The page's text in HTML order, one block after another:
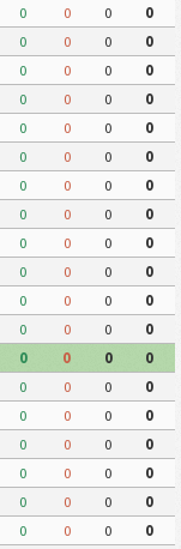
0 0 0
0
0 0 0
0
0 0 0
0
0 0 0
0
0 0 0
0
0 0 0
0
0 0 0
0
0 0 0
0
0 0 0
0
0 0 0
0
0 0 0
0
0 0 0
0
0 0 0
0
0 0 0
0
0 0 0
0
0 0 0
0
0 0 0
0
0 0 0
0
0 0 0
0